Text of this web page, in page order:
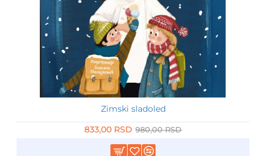
Zimski sladoled
833,00 RSD 980,00 RSD